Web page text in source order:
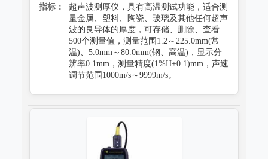
指标：
超声波测厚仪，具有高温测试功能，适合测
量金属、塑料、陶瓷、玻璃及其他任何超声
波的良导体的厚度，可存储、删除、查看
500个测量值，测量范围1.2～225.0mm(常
温)、5.0mm～80.0mm(钢、高温)，显示分
辨率0.1mm，测量精度(1%H+0.1)mm，声速
调节范围1000m/s～9999m/s。